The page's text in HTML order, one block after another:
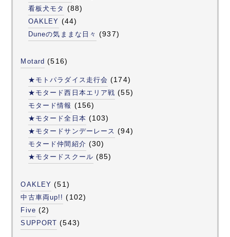
看板犬モタ (88)
OAKLEY (44)
Duneの気ままな日々 (937)
Motard (516)
★モトパラダイス走行会 (174)
★モタード西日本エリア戦 (55)
モタード情報 (156)
★モタード全日本 (103)
★モタードサンデーレース (94)
モタード仲間紹介 (30)
★モタードスクール (85)
OAKLEY (51)
中古車両up!! (102)
Five (2)
SUPPORT (543)